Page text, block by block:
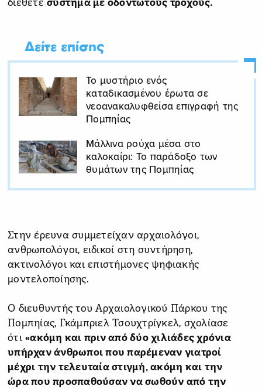
διέθετε σύστημα με οδοντωτούς τροχούς.
Δείτε επίσης
Το μυστήριο ενός
καταδικασμένου έρωτα σε
νεοανακαλυφθείσα επιγραφή της
Πομπηίας
Μάλλινα ρούχα μέσα στο
καλοκαίρι: Το παράδοξο των
θυμάτων της Πομπηίας
Στην έρευνα συμμετείχαν αρχαιολόγοι,
ανθρωπολόγοι, ειδικοί στη συντήρηση,
ακτινολόγοι και επιστήμονες ψηφιακής
μοντελοποίησης.
Ο διευθυντής του Αρχαιολογικού Πάρκου της
Πομπηίας, Γκάμπριελ Τσουχτρίγκελ, σχολίασε
ότι «ακόμη και πριν από δύο χιλιάδες χρόνια
υπήρχαν άνθρωποι που παρέμεναν γιατροί
μέχρι την τελευταία στιγμή, ακόμη και την
ώρα που προσπαθούσαν να σωθούν από την